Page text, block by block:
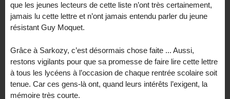
que les jeunes lecteurs de cette liste n’ont très certainement,
jamais lu cette lettre et n’ont jamais entendu parler du jeune
résistant Guy Moquet.
Grâce à Sarkozy, c’est désormais chose faite ... Aussi,
restons vigilants pour que sa promesse de faire lire cette lettre
à tous les lycéens à l’occasion de chaque rentrée scolaire soit
tenue. Car ces gens-là ont, quand leurs intérêts l’exigent, la
mémoire très courte.